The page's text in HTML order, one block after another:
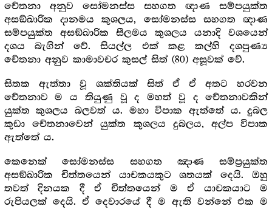
චේතනා අනුව සෝමනස්ස සහගත ඥාණ සම්පයුක්ත
අසඞ්ඛාරික දානමය කුශලය, සෝමනස්ස සහගත ඥාණ
සම්පයුක්ත අසඞ්ඛාරික සීලමය කුශලය යනාදි වශයෙන්
දශය බැගින් වේ. සියල්ල එක් කළ කල්හි දශපුණ්‍ය
චේතනා අනුව කාමාවචර කුසල් සිත් (80) අසූවක් වේ.
සිතක ඇත්තා වූ ශක්තියක් සිත් ඒ ඒ අතට හරවන
චේතනාව ම ය තියුණු වූ ද මහත් වූ ද චේතනාවකින්
යුක්ත කුශලය බලවත් ය. මහා විපාක ඇත්තේ ය. දුබල
කුඩා චේතනාවෙන් යුක්ත කුශලය දුබලය, අල්ප විපාක
ඇත්තේ ය.
කෙනෙක් සෝමනස්ස සහගත ඤාණ සම්ප්‍ර‍යුක්ත
අසඞ්ඛාරික චිත්තයෙන් යාචකයකුට ශතයක් දෙයි. ඔහු
තවත් දිනයක දී ඒ චිත්තයෙන් ම ඒ යාචකයාට ම
රුපියලක් දෙයි. ඒ දෙවාරයේ දී ම ඇති වන්නේ එක ම